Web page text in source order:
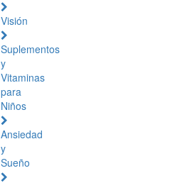
Visión
Suplementos
y
Vitaminas
para
Niños
Ansiedad
y
Sueño